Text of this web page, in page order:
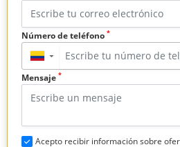
Número de teléfono *
▼
Mensaje *
Acepto recibir información sobre